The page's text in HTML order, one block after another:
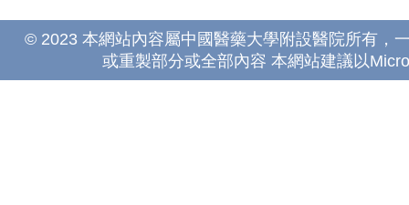
© 2023 本網站內容屬中國醫藥大學附設醫院所有，
或重製部分或全部內容 本網站建議以